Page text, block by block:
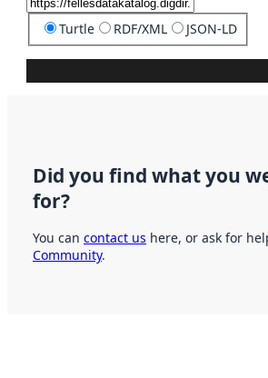
Turtle RDF/XML JSON-LD
Did you find what you
for?
You can contact us here, or ask for
Community.